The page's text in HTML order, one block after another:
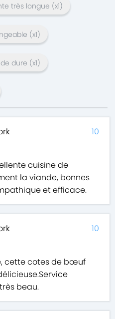
très longue (x1)
(x1)
dure (x1)
cuisine de
la viande, bonnes
et efficace.
10
cette cotes de bœuf
beau.
10